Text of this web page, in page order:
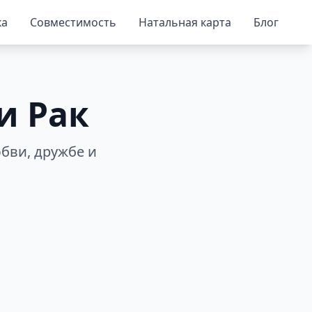
Совместимость Натальная карта Блог
Рак
дружбе и